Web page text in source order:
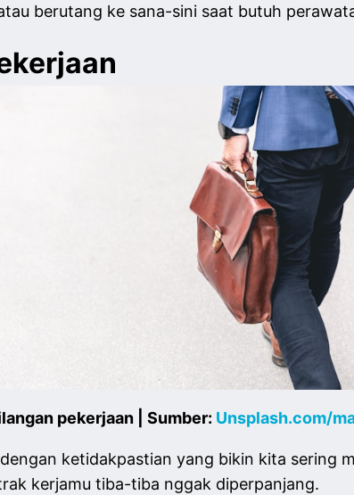
berutang ke sana-sini saat butuh
pekerjaan | Sumber: Unsplash.com/
ketidakpastian yang bikin kita sering
kerjamu tiba-tiba nggak diperpanjang.